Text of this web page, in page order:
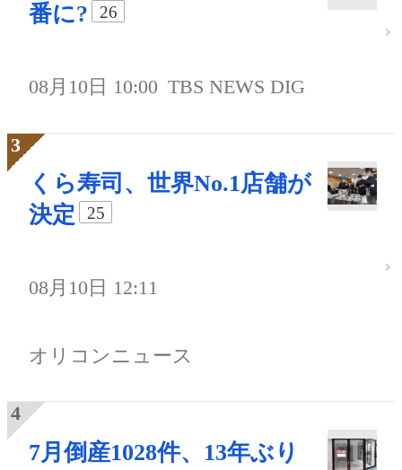
番に?
26
08月10日 10:00 TBS NEWS DIG
くら寿司、世界No.1店舗が
決定
25
08月10日 12:11
オリコンニュース
7月倒産1028件、13年ぶり